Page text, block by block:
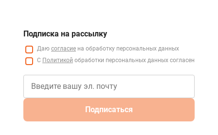
Подписка на рассылку
Даю согласие на обработку персональных данных
С Политикой обработки персональных данных согласен
Подписаться